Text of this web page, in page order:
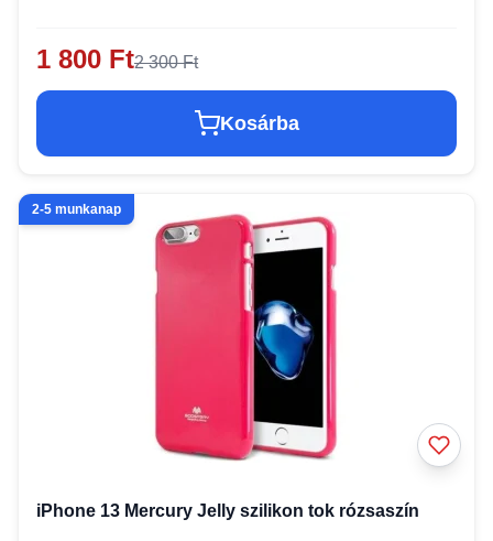
1 800 Ft2 300 Ft
Kosárba
2-5 munkanap
iPhone 13 Mercury Jelly szilikon tok rózsaszín